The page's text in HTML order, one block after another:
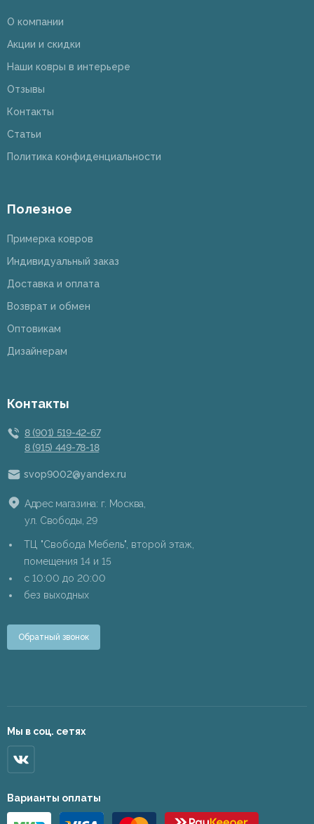
О компании
Акции и скидки
Наши ковры в интерьере
Отзывы
Контакты
Статьи
Политика конфиденциальности
Полезное
Примерка ковров
Индивидуальный заказ
Доставка и оплата
Возврат и обмен
Оптовикам
Дизайнерам
Контакты
8 (901) 519-42-67
8 (915) 449-78-18
svop9002@yandex.ru
Адрес магазина: г. Москва,
ул. Свободы, 29
ТЦ "Свобода Мебель", второй этаж,
помещения 14 и 15
c 10:00 до 20:00
без выходных
Обратный звонок
Мы в соц. сетях
Варианты оплаты